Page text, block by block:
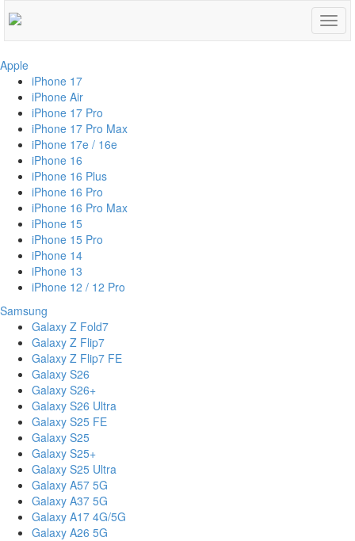
Apple
iPhone 17
iPhone Air
iPhone 17 Pro
iPhone 17 Pro Max
iPhone 17e / 16e
iPhone 16
iPhone 16 Plus
iPhone 16 Pro
iPhone 16 Pro Max
iPhone 15
iPhone 15 Pro
iPhone 14
iPhone 13
iPhone 12 / 12 Pro
Samsung
Galaxy Z Fold7
Galaxy Z Flip7
Galaxy Z Flip7 FE
Galaxy S26
Galaxy S26+
Galaxy S26 Ultra
Galaxy S25 FE
Galaxy S25
Galaxy S25+
Galaxy S25 Ultra
Galaxy A57 5G
Galaxy A37 5G
Galaxy A17 4G/5G
Galaxy A26 5G